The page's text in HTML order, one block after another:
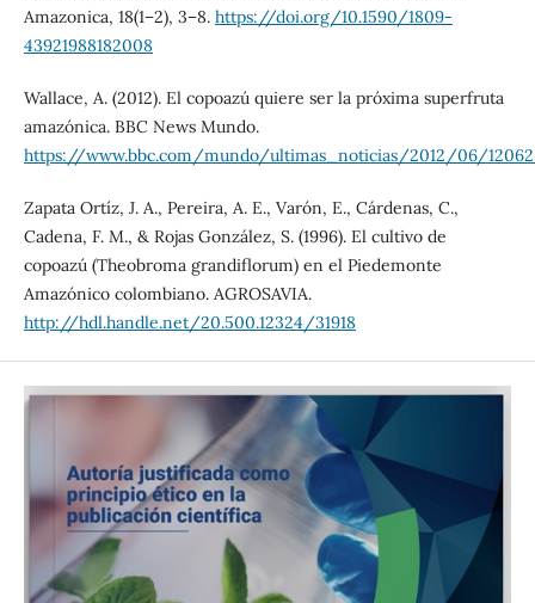
Amazonica, 18(1–2), 3–8. https://doi.org/10.1590/1809-
43921988182008
Wallace, A. (2012). El copoazú quiere ser la próxima superfruta
amazónica. BBC News Mundo.
https://www.bbc.com/mundo/ultimas_noticias/2012/06/
Zapata Ortíz, J. A., Pereira, A. E., Varón, E., Cárdenas, C.,
Cadena, F. M., & Rojas González, S. (1996). El cultivo de
copoazú (Theobroma grandiflorum) en el Piedemonte
Amazónico colombiano. AGROSAVIA.
http://hdl.handle.net/20.500.12324/31918